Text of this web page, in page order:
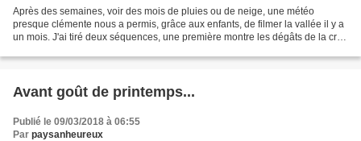
Après des semaines, voir des mois de pluies ou de neige, une météo
presque clémente nous a permis, grâce aux enfants, de filmer la vallée il y a
un mois. J'ai tiré deux séquences, une première montre les dégâts de la crue
Avant goût de printemps...
Publié le 09/03/2018 à 06:55
Par paysanheureux